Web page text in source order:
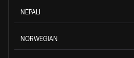
NEPALI
NORWEGIAN